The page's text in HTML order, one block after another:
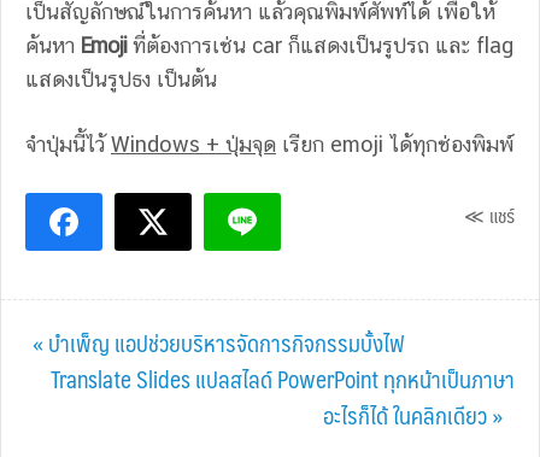
เป็นสัญลักษณ์ในการค้นหา แล้วคุณพิมพ์ศัพท์ได้ เพื่อให้
ค้นหา Emojiที่ต้องการเช่น car ก็แสดงเป็นรูปรถ และ flag
แสดงเป็นรูปธง เป็นต้น
จำปุ่มนี้ไว้Windows + ปุ่มจุด เรียก emoji ได้ทุกช่องพิมพ์
≪ แชร์
Previous
Post:
« บำเพ็ญ แอปช่วยบริหารจัดการกิจกรรมบั้งไฟ
Next
Translate Slides แปลสไลด์ PowerPoint ทุกหน้าเป็นภาษา
อะไรก็ได้ ในคลิกเดียว »